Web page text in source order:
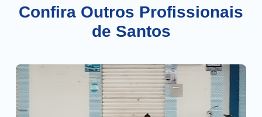
Confira Outros Profissionais
de Santos